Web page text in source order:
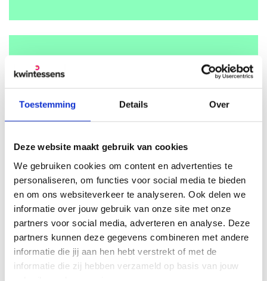
Toestemming Details Over
Deze website maakt gebruik van cookies
We gebruiken cookies om content en advertenties te
personaliseren, om functies voor social media te bieden
en om ons websiteverkeer te analyseren. Ook delen we
informatie over jouw gebruik van onze site met onze
partners voor social media, adverteren en analyse. Deze
partners kunnen deze gegevens combineren met andere
informatie die jij aan hen hebt verstrekt of met de
informatie die zij hebben verzameld op basis van jouw
Welke thema’s zitten er
in Dunk?
Openen
Aan welke doelen werk
je met Dunk?
Is Dunk te koppelen
met zaakvakken?
Openen